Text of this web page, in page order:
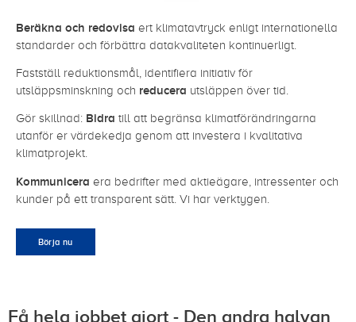
Beräkna och redovisa ert klimatavtryck enligt internationella
standarder och förbättra datakvaliteten kontinuerligt.
Fastställ reduktionsmål, identifiera initiativ för
utsläppsminskning och reducera utsläppen över tid.
Gör skillnad: Bidra till att begränsa klimatförändringarna
utanför er värdekedja genom att investera i kvalitativa
klimatprojekt.
Kommunicera era bedrifter med aktieägare, intressenter och
kunder på ett transparent sätt. Vi har verktygen.
Börja nu